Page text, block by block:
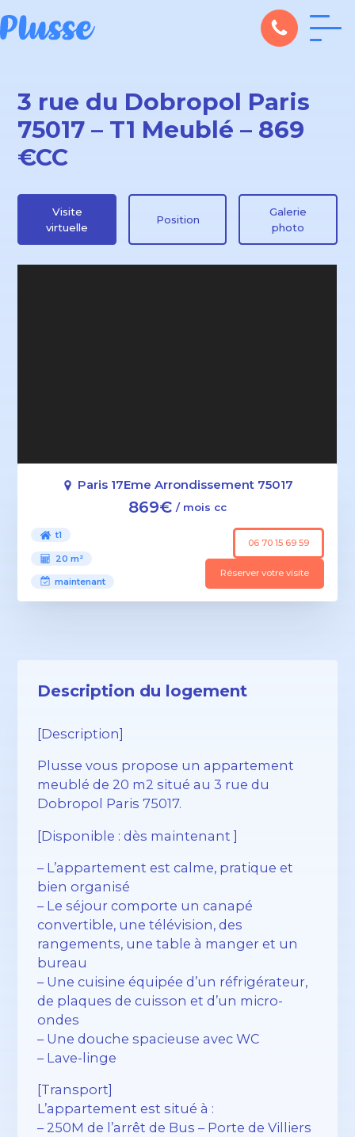
3 rue du Dobropol Paris
75017 – T1 Meublé – 869
€CC
Visite
virtuelle
Position
Galerie
photo
Paris 17Eme Arrondissement 75017
869€ / mois cc
t1
20 m²
maintenant
06 70 15 69 59
Réserver votre visite
Description du logement
[Description]
Plusse vous propose un appartement
meublé de 20 m2 situé au 3 rue du
Dobropol Paris 75017.
[Disponible : dès maintenant ]
– L’appartement est calme, pratique et
bien organisé
– Le séjour comporte un canapé
convertible, une télévision, des
rangements, une table à manger et un
bureau
– Une cuisine équipée d’un réfrigérateur,
de plaques de cuisson et d’un micro-
ondes
– Une douche spacieuse avec WC
– Lave-linge
[Transport]
L’appartement est situé à :
– 250M de l’arrêt de Bus – Porte de Villiers